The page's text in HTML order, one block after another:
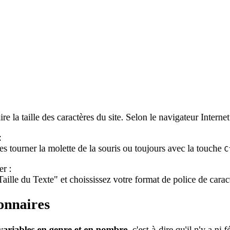
la taille des caractères du site. Selon le navigateur
tourner la molette de la souris ou toujours avec la touche
:
du Texte" et choississez votre format de police de